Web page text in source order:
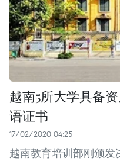
越南5所大学具备
语证书
17/02/2020 04:25
越南教育培训部刚颁发